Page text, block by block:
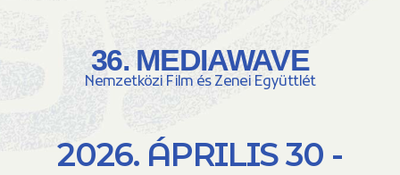
36. MEDIAWAVE
Nemzetközi Film és Zenei Együttlét
2026. ÁPRILIS 30 -